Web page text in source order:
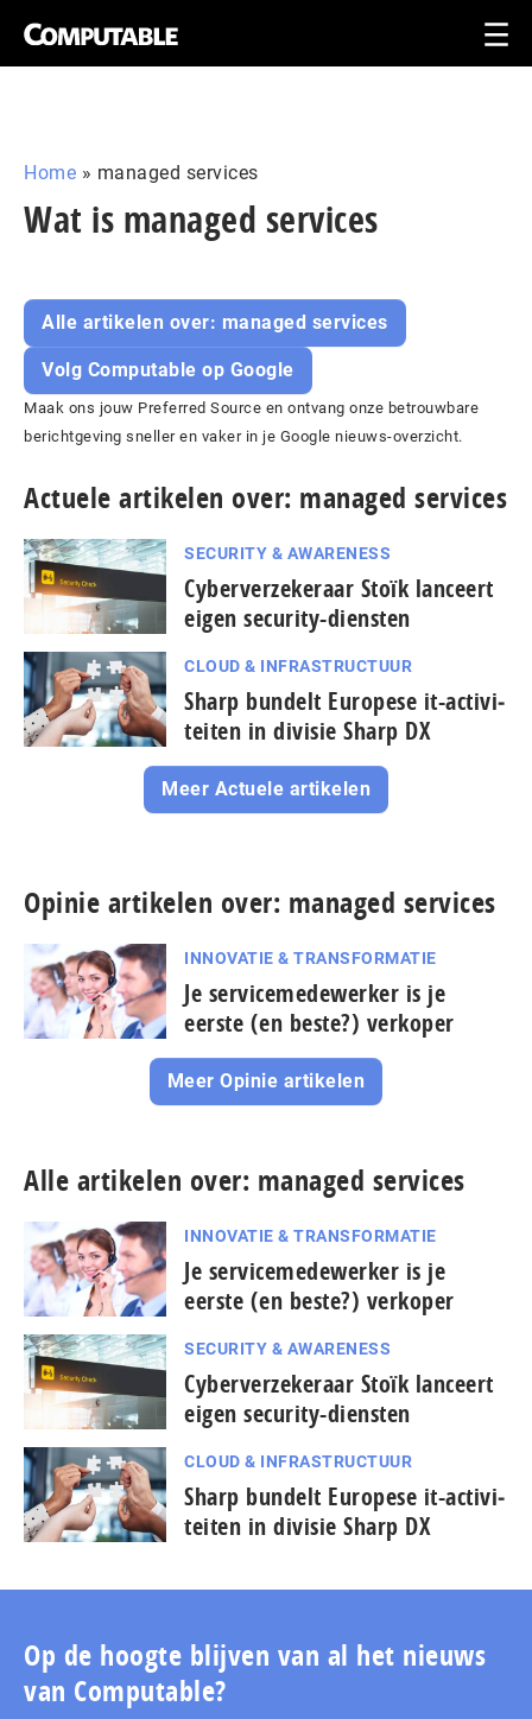
Home » managed services
Wat is managed services
Alle artikelen over: managed services
Volg Computable op Google
Maak ons jouw Preferred Source en ontvang onze betrouwbare
berichtgeving sneller en vaker in je Google nieuws-overzicht.
Actuele artikelen over: managed services
SECURITY & AWARENESS
Cyberverzekeraar Stoïk lanceert
eigen security-diensten
CLOUD & INFRASTRUCTUUR
Sharp bundelt Europese it-ac­ti­vi­
tei­ten in divisie Sharp DX
Meer Actuele artikelen
Opinie artikelen over: managed services
INNOVATIE & TRANSFORMATIE
Je servicemedewerker is je
eerste (en beste?) verkoper
Meer Opinie artikelen
Alle artikelen over: managed services
INNOVATIE & TRANSFORMATIE
Je servicemedewerker is je
eerste (en beste?) verkoper
SECURITY & AWARENESS
Cyberverzekeraar Stoïk lanceert
eigen security-diensten
CLOUD & INFRASTRUCTUUR
Sharp bundelt Europese it-ac­ti­vi­
tei­ten in divisie Sharp DX
Op de hoogte blijven van al het nieuws
van Computable?